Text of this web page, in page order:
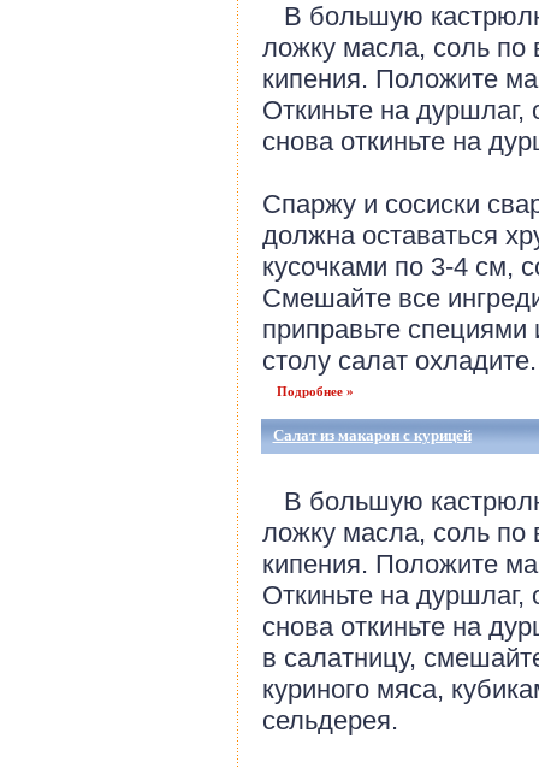
В большую
ложку масла, соль по
кипения. Положите
Откиньте на
снова откиньте на
Спаржу и сосиски
должна оставаться
кусочками по 3-4 см,
Смешайте все
приправьте
столу салат
Подробнее »
Салат из макарон с курицей
В большую
ложку масла, соль по
кипения. Положите
Откиньте на
снова откиньте на
в салатницу,
куриного мяса,
сельдерея.